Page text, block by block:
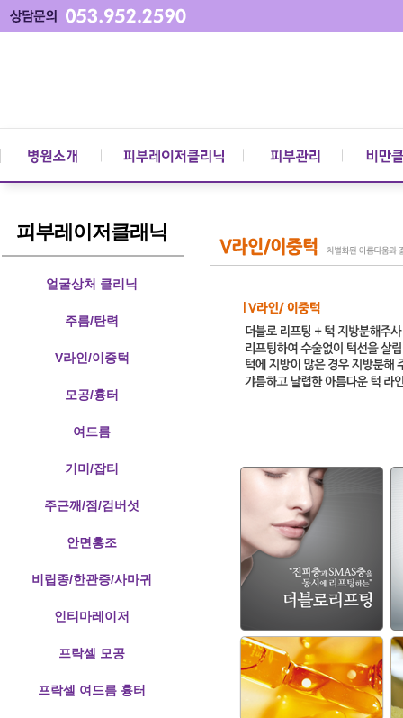
피부레이저클래닉
얼굴상처 클리닉
주름/탄력
V라인/이중턱
모공/흉터
여드름
기미/잡티
주근깨/점/검버섯
안면홍조
비립종/한관증/사마귀
인티마레이저
프락셀 모공
프락셀 여드름 흉터